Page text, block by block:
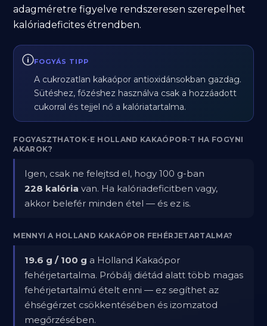
adagméretre figyelve rendszeresen szerepelhet
kalóriadeficites étrendben.
FOGYÁS TIPP
A cukrozatlan kakaópor antioxidánsokban gazdag.
Sütéshez, főzéshez használva csak a hozzáadott
cukorral és tejjel nő a kalóriatartalma.
FOGYASZTHATOK-E HOLLAND KAKAÓPOR-T HA FOGYNI
AKAROK?
Igen, csak ne felejtsd el, hogy 100 g-ban
228 kalória van. Ha kalóriadeficitben vagy,
akkor belefér minden étel — és ez is.
MENNYI A HOLLAND KAKAÓPOR FEHÉRJETARTALMA?
19.6 g / 100 g a Holland Kakaópor
fehérjetartalma. Próbálj diétád alatt több magas
fehérjetartalmú ételt enni — ez segíthet az
éhségérzet csökkentésében és izomzatod
megőrzésében.